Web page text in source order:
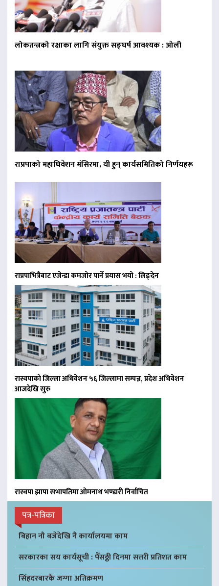
लोकतन्त्रको रक्षाका लागि संयुक्त सङ्घर्ष आवश्यक : ओली
राप्रपाको महाधिवेशन मंसिरमा, यी हुन् कार्यसमितिको निर्णयहरू
राप्रपाभित्रैबाट एजेन्डा कमजोर पार्ने प्रयास भयो : लिङ्देन
रास्वपाको जिल्ला अधिवेशन ५६ जिल्लामा सम्पन्न, प्रदेश अधिवेशन
आजदेखि सुरु
रास्वपा झापा सभापतिमा ओमनाथ भण्डारी निर्वाचित
पत्र-पत्रिका
बिहान नौ बजेदेखि नै कार्यालयमा काम
सरकारका सय कार्यसूची : पैँसठ्ठी दिनमा सत्तरी प्रतिशत काम
सिंहदरबारकै जग्गा अतिक्रमण